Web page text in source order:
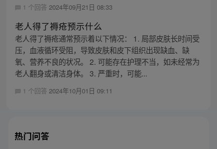
1 个回答 2024年09月21日 08:33
老人得了褥疮预示什么
老人得了褥疮通常预示着以下情况： 1. 局部皮肤长时间受
压，血液循环受阻，导致皮肤和皮下组织出现缺血、缺
氧、营养不良的状况。 2. 可能存在护理不当，如未经常为
老人翻身或清洁身体。 3. 严重时，可能...
1 个回答 2024年10月01日 09:11
热门问答